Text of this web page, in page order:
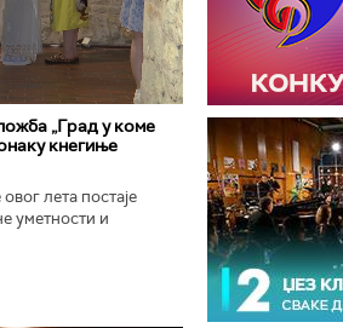
„Град у коме
кнегиње
лета постаје
уметности и